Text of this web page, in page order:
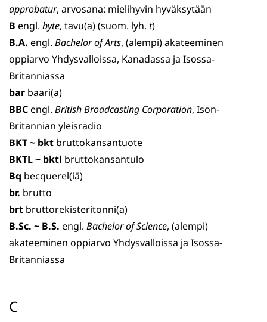
approbatur, arvosana: mielihyvin hyväksytään
B engl. byte, tavu(a) (suom. lyh. t)
B.A. engl. Bachelor of Arts, (alempi) akateeminen
oppiarvo Yhdysvalloissa, Kanadassa ja Isossa-
Britanniassa
bar baari(a)
BBCengl. British Broadcasting Corporation, Ison-
Britannian yleisradio
BKT ~ bkt bruttokansantuote
BKTL ~ bktl bruttokansantulo
Bq becquerel(iä)
br. brutto
brt bruttorekisteritonni(a)
B.Sc. ~ B.S. engl. Bachelor of Science, (alempi)
akateeminen oppiarvo Yhdysvalloissa ja Isossa-
Britanniassa
C